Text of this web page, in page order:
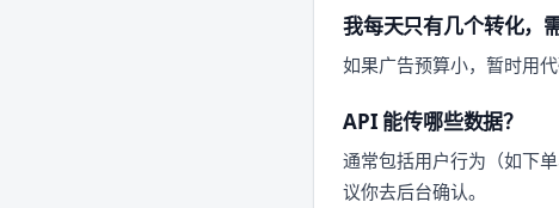
我每天只有几个转化，
如果广告预算小，暂时用
API 能传哪些数据？
通常包括用户行为（如下
议你去后台确认。